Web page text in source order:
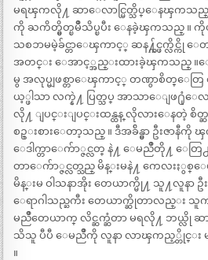
မရၾကလို႔ ဆာေလာင္မြတ္သိပ္ေနၾကသည္
ကို ႀကိတ္မွိတ္ၿမိဳသိပ္ၿပီး ေနခဲ့ၾကသည္ ။ ကို
သစၥာမမဲ့ခ်င္တာေၾကာင့္ ဆန႔္က်င္ဖက္လိင္
အတင္း ေအာင့္အည္းထားခဲ့ၾကသည္ ။
မွ အလုပ္မျဖစ္တာေၾကာင့္ တဏွာစိတ္ေတြ
ယ့္ဖါသာ လက္နဲ႔ ပြတ္သပ္ အာသာေျဖ႐ုံေလ
လို႔ ျပင္းျပင္းထန္ထန္ လိုလားေနတဲ့ စိတ္
စဥ္းစားေတာ့သည္ ။ ဒီအခ်ိန္မွာ ဦးဇာနီ
ေဒါက္တာေက်ာ္ဇင္လတ္ နဲ႔ ေမညိဳတို႔ ေတ
တာေက်ာ္ဇင္လတ္သည္ မိန္းမနဲ႔ ကေလးႏွစ္
မိန္းမ ဝါသနာအိုး တေယာက္မို႔ သူ႔လူနာ
ေရာဂါသည္ႀကီး တေယာက္ဆိုတာလည္း
မညိဳတေယာက္ လိင္ဆက္ဆံတာ မရလို႔ ဘယ္လို
သိသူ ပီပီ ေမညိဳကို လူနာ လာၾကည့္တိုင္း
။